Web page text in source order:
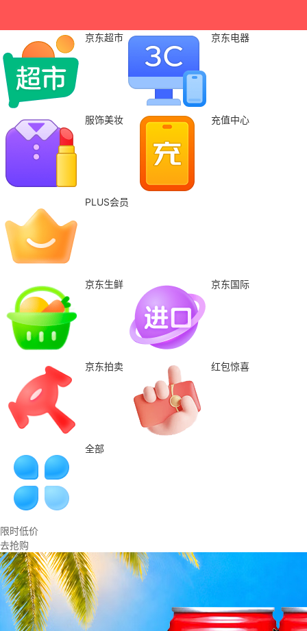
京东超市 京东电器
服饰美妆 充值中心
PLUS会员
京东生鲜 京东国际
京东拍卖 红包惊喜
全部
限时低价
去抢购